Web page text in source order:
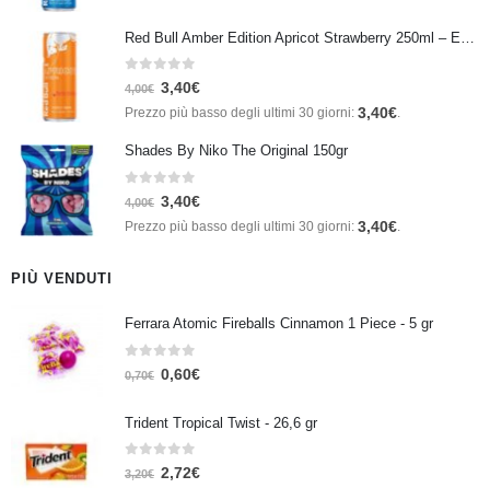
Su 5
4,00€ 3,40€
Prezzo più basso degli ultimi 30 giorni: 3,40€.
Shades By Niko The Original 150gr
Su 5
4,00€ 3,40€
Prezzo più basso degli ultimi 30 giorni: 3,40€.
PIÙ VENDUTI
Ferrara Atomic Fireballs Cinnamon 1 Piece - 5 gr
Su 5
0,70€ 0,60€
Trident Tropical Twist - 26,6 gr
Su 5
3,20€ 2,72€